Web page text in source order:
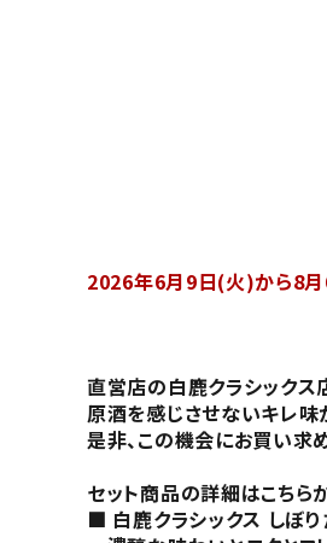
2026年6月9日(火)から8月
直営店の白鹿クラシックス
原酒を感じさせないキレ味
是非、この機会にお買い求
セット商品の詳細はこちら
■ 白鹿クラシックス しぼ